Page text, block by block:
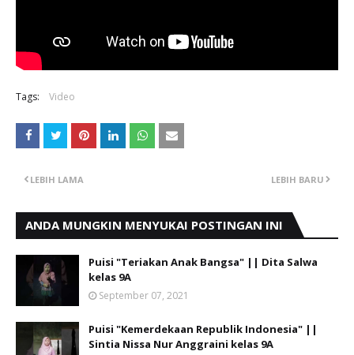
Tags: Video
LEBIH BARU
LEBIH LAMA
ANDA MUNGKIN MENYUKAI POSTINGAN INI
Puisi "Teriakan Anak Bangsa" || Dita Salwa
kelas 9A
September 07, 2021
Puisi "Kemerdekaan Republik Indonesia" ||
Sintia Nissa Nur Anggraini kelas 9A